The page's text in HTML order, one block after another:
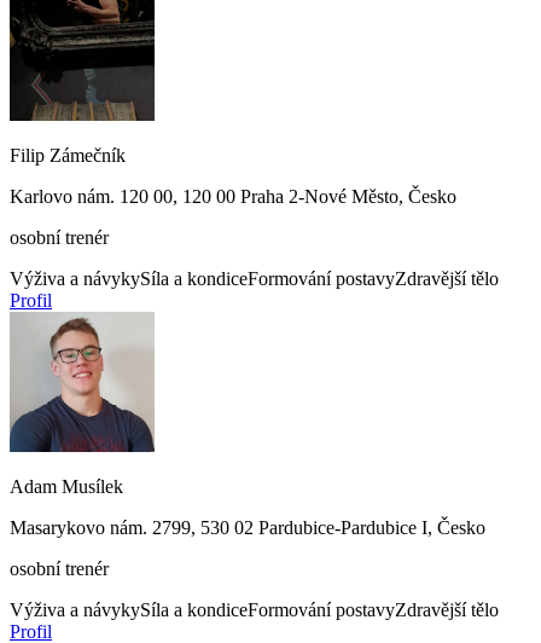
Filip Zámečník
Karlovo nám. 120 00, 120 00 Praha 2-Nové Město, Česko
osobní trenér
Výživa a návykySíla a kondiceFormování postavyZdravější tělo
Profil
Adam Musílek
Masarykovo nám. 2799, 530 02 Pardubice-Pardubice I, Česko
osobní trenér
Výživa a návykySíla a kondiceFormování postavyZdravější tělo
Profil